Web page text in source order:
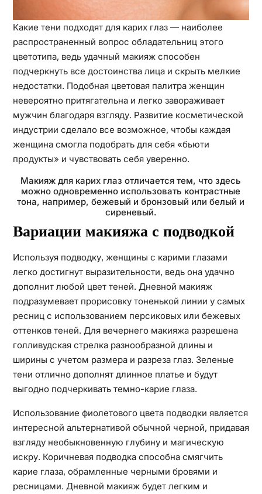
Какие тени подходят для карих глаз — наиболее
распространенный вопрос обладательниц этого
цветотипа, ведь удачный макияж способен
подчеркнуть все достоинства лица и скрыть мелкие
недостатки. Подобная цветовая палитра женщин
невероятно притягательна и легко завораживает
мужчин благодаря взгляду. Развитие косметической
индустрии сделало все возможное, чтобы каждая
женщина смогла подобрать для себя «бьюти
продукты» и чувствовать себя уверенно.
Макияж для карих глаз отличается тем, что здесь
можно одновременно использовать контрастные
тона, например, бежевый и бронзовый или белый и
сиреневый.
Вариации макияжа с подводкой
Используя подводку, женщины с карими глазами
легко достигнут выразительности, ведь она удачно
дополнит любой цвет теней. Дневной макияж
подразумевает прорисовку тоненькой линии у самых
ресниц с использованием персиковых или бежевых
оттенков теней. Для вечернего макияжа разрешена
голливудская стрелка разнообразной длины и
ширины с учетом размера и разреза глаз. Зеленые
тени отлично дополнят длинное платье и будут
выгодно подчеркивать темно-карие глаза.
Использование фиолетового цвета подводки является
интересной альтернативой обычной черной, придавая
взгляду необыкновенную глубину и магическую
искру. Коричневая подводка способна смягчить
карие глаза, обрамленные черными бровями и
ресницами. Дневной макияж будет легким и